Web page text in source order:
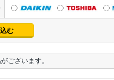
ございます。